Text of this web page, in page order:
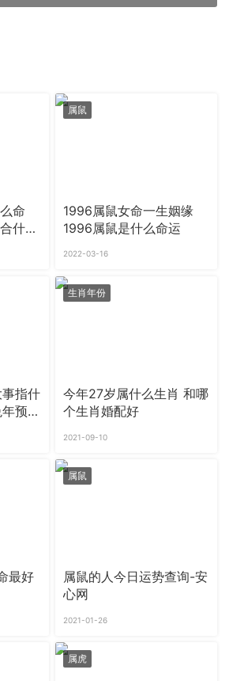
命
什么
属鼠
1996属鼠女命一生姻缘
1996属鼠是什么命运
2022-03-16
指什
预言
生肖年份
今年27岁属什么生肖 和哪
个生肖婚配好
2021-09-10
最好
属鼠
属鼠的人今日运势查询-安
心网
2021-01-26
属虎